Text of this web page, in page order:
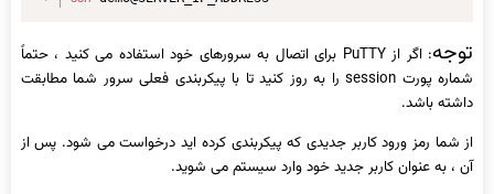
توجه
: اگر از PuTTY برای اتصال به سرورهای خود استفاده می کنید ، حتماً
شماره پورت session را به روز کنید تا با پیکربندی فعلی سرور شما مطابقت
داشته باشد.
از شما رمز ورود کاربر جدیدی که پیکربندی کرده اید درخواست می شود. پس از
آن ، به عنوان کاربر جدید خود وارد سیستم می شوید.